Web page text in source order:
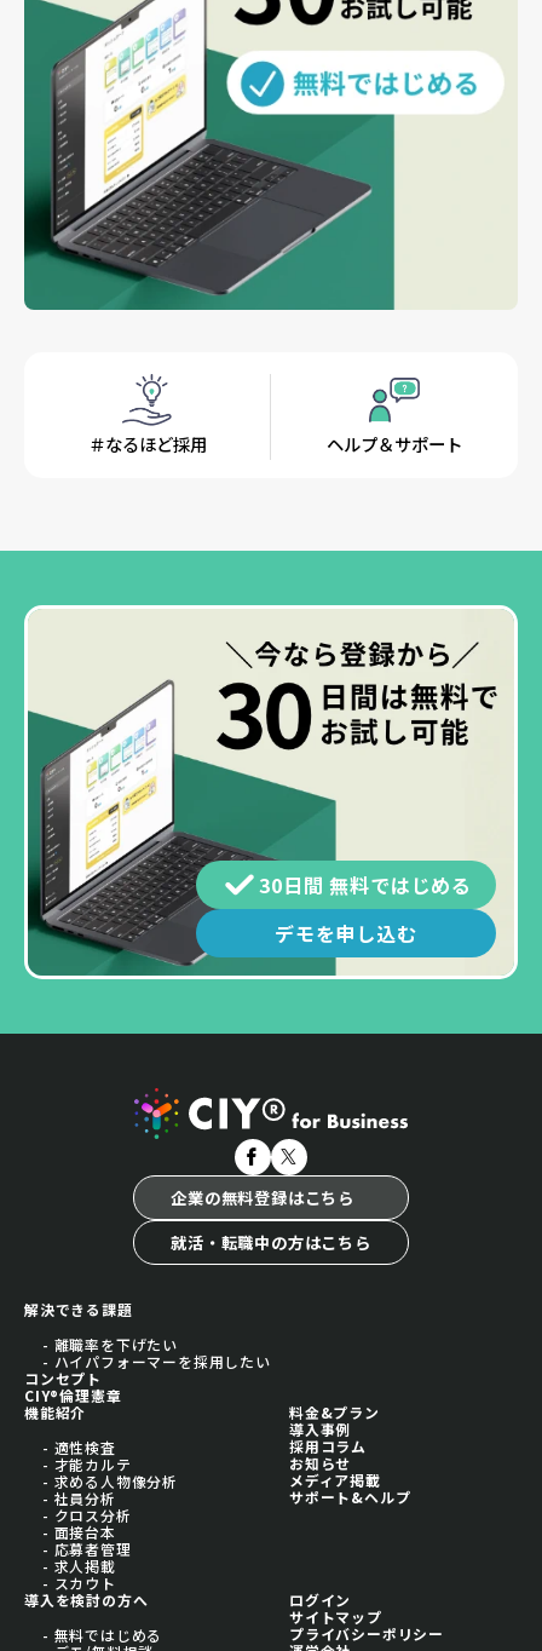
＃なるほど採用 ヘルプ＆サポート
30日間 無料ではじめる
デモを申し込む
企業の無料登録はこちら
就活・転職中の方はこちら
解決できる課題
- 離職率を下げたい
- ハイパフォーマーを採用したい
コンセプト
CIY®倫理憲章
機能紹介
- 適性検査
- 才能カルテ
- 求める人物像分析
- 社員分析
- クロス分析
- 面接台本
- 応募者管理
- 求人掲載
- スカウト
料金&プラン
導入事例
採用コラム
お知らせ
メディア掲載
サポート&ヘルプ
導入を検討の方へ
- 無料ではじめる
ログイン
サイトマップ
プライバシーポリシー